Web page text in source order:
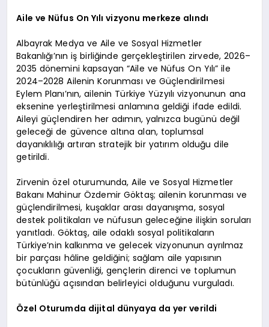
Aile ve Nüfus On Yılı vizyonu merkeze alındı
Albayrak Medya ve Aile ve Sosyal Hizmetler
Bakanlığı’nın iş birliğinde gerçekleştirilen zirvede, 2026–
2035 dönemini kapsayan “Aile ve Nüfus On Yılı” ile
2024–2028 Ailenin Korunması ve Güçlendirilmesi
Eylem Planı’nın, ailenin Türkiye Yüzyılı vizyonunun ana
eksenine yerleştirilmesi anlamına geldiği ifade edildi.
Aileyi güçlendiren her adımın, yalnızca bugünü değil
geleceği de güvence altına alan, toplumsal
dayanıklılığı artıran stratejik bir yatırım olduğu dile
getirildi.
Zirvenin özel oturumunda, Aile ve Sosyal Hizmetler
Bakanı Mahinur Özdemir Göktaş; ailenin korunması ve
güçlendirilmesi, kuşaklar arası dayanışma, sosyal
destek politikaları ve nüfusun geleceğine ilişkin soruları
yanıtladı. Göktaş, aile odaklı sosyal politikaların
Türkiye’nin kalkınma ve gelecek vizyonunun ayrılmaz
bir parçası hâline geldiğini; sağlam aile yapısının
çocukların güvenliği, gençlerin direnci ve toplumun
bütünlüğü açısından belirleyici olduğunu vurguladı.
Özel Oturumda dijital dünyaya da yer verildi